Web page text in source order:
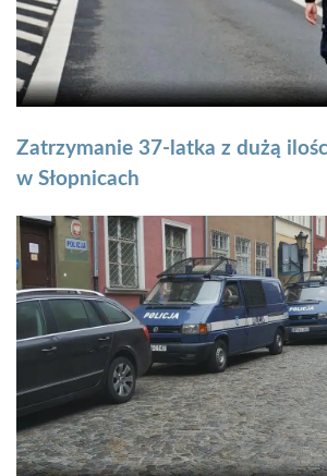
Zatrzymanie 37-latka z dużą
w Słopnicach